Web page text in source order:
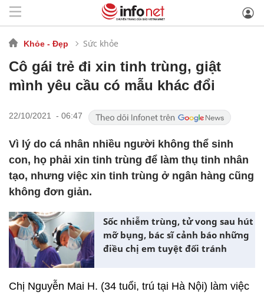
Khỏe - Đẹp Sức khỏe
Cô gái trẻ đi xin tinh trùng, giật
mình yêu cầu có mẫu khác đổi
22/10/2021 - 06:47
Vì lý do cá nhân nhiều người không thể sinh
con, họ phải xin tinh trùng để làm thụ tinh nhân
tạo, nhưng việc xin tinh trùng ở ngân hàng cũng
không đơn giản.
Sốc nhiễm trùng, tử vong sau hút
mỡ bụng, bác sĩ cảnh báo những
điều chị em tuyệt đối tránh
Chị Nguyễn Mai H. (34 tuổi, trú tại Hà Nội) làm việc